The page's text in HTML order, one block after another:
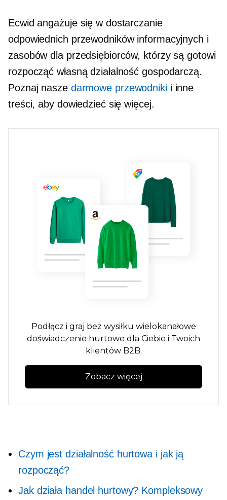
Ecwid angażuje się w dostarczanie
odpowiednich przewodników informacyjnych i
zasobów dla przedsiębiorców, którzy są gotowi
rozpocząć własną działalność gospodarczą.
Poznaj nasze darmowe przewodnikii inne
treści, aby dowiedzieć się więcej.
Podłącz i graj bez wysiłku wielokanałowe
doświadczenie hurtowe dla Ciebie i Twoich
klientów B2B.
Zobacz więcej
Czym jest działalność hurtowa i jak ją
rozpocząć?
Jak działa handel hurtowy? Kompleksowy